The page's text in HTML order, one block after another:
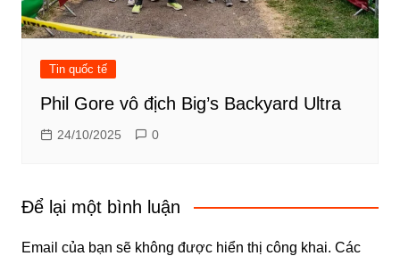
Tin quốc tế
Phil Gore vô địch Big’s Backyard Ultra
24/10/2025 0
Để lại một bình luận
Email của bạn sẽ không được hiển thị công khai. Các